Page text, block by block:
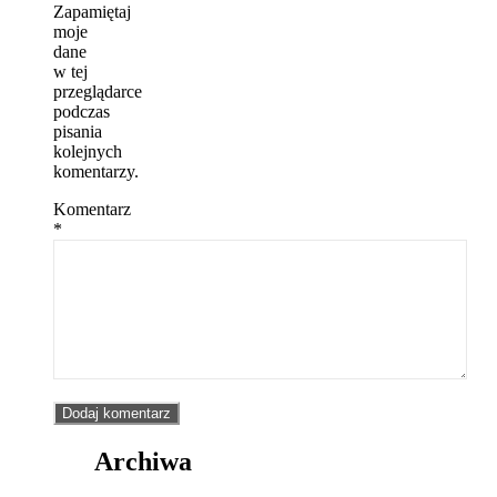
Zapamiętaj
moje
dane
w tej
przeglądarce
podczas
pisania
kolejnych
komentarzy.
Komentarz
*
Archiwa